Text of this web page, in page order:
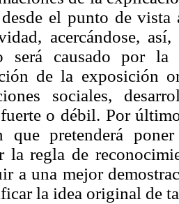
el punto de vista
acercándose,
será causado por
de la exposición
sociales,
o débil. Por
que pretenderá
la regla de
a una mejor
la idea original de